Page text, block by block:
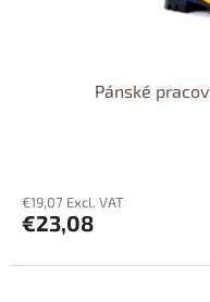
Pánské
€19,07 Excl. VAT
€23,08